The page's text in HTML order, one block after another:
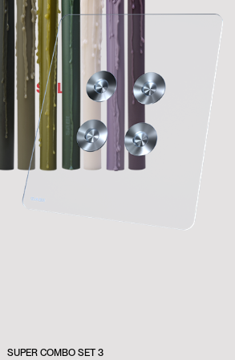
SUPER COMBO SET 3